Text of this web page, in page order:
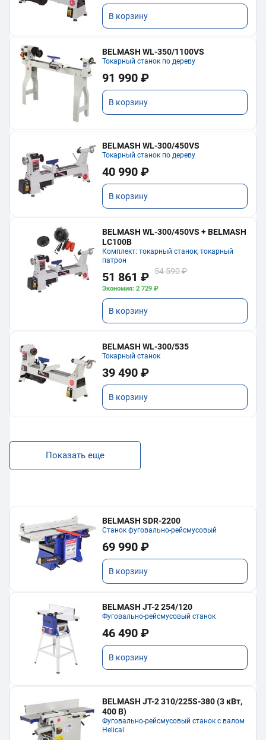
В корзину
BELMASH WL-350/1100VS
Токарный станок по дереву
91 990 ₽
В корзину
BELMASH WL-300/450VS
Токарный станок по дереву
40 990 ₽
В корзину
BELMASH WL-300/450VS + BELMASH
LC100B
Комплект: токарный станок, токарный
патрон
51 861 ₽ 54 590 ₽
Экономия: 2 729 ₽
В корзину
BELMASH WL-300/535
Токарный станок
39 490 ₽
В корзину
Показать еще
BELMASH SDR-2200
Станок фуговально-рейсмусовый
69 990 ₽
В корзину
BELMASH JT-2 254/120
Фуговально-рейсмусовый станок
46 490 ₽
В корзину
BELMASH JT-2 310/225S-380 (3 кВт,
400 В)
Фуговально-рейсмусовый станок с валом
Helical